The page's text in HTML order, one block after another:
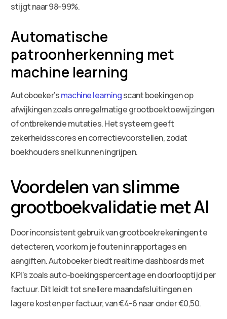
stijgt naar 98-99%.
Automatische
patroonherkenning met
machine learning
Autoboeker’smachine learningscant boekingen op
afwijkingen zoals onregelmatige grootboektoewijzingen
of ontbrekende mutaties. Het systeem geeft
zekerheidsscores en correctievoorstellen, zodat
boekhouders snel kunnen ingrijpen.
Voordelen van slimme
grootboekvalidatie met AI
Door inconsistent gebruik van grootboekrekeningen te
detecteren, voorkom je fouten in rapportages en
aangiften. Autoboeker biedt realtime dashboards met
KPI’s zoals auto-boekingspercentage en doorlooptijd per
factuur. Dit leidt tot snellere maandafsluitingen en
lagere kosten per factuur, van €4-6 naar onder €0,50.